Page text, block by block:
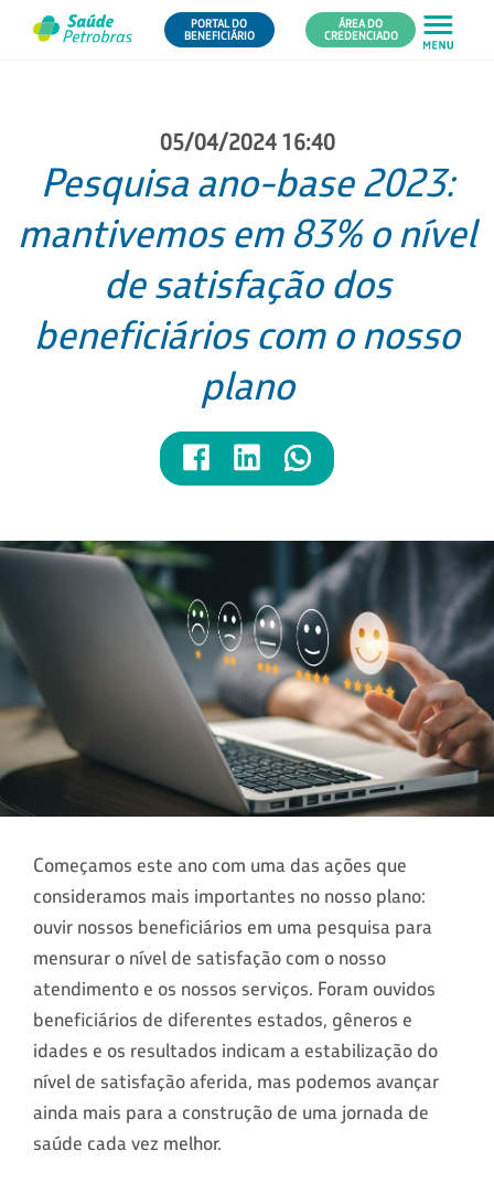
PORTAL DO
BENEFICIÁRIO
ÁREA DO
CREDENCIADO
05/04/2024 16:40
Pesquisa ano-base 2023:
mantivemos em 83% o nível
de satisfação dos
beneficiários com o nosso
plano
Começamos este ano com uma das ações que
consideramos mais importantes no nosso plano:
ouvir nossos beneficiários em uma pesquisa para
mensurar o nível de satisfação com o nosso
atendimento e os nossos serviços. Foram ouvidos
beneficiários de diferentes estados, gêneros e
idades e os resultados indicam a estabilização do
nível de satisfação aferida, mas podemos avançar
ainda mais para a construção de uma jornada de
saúde cada vez melhor.